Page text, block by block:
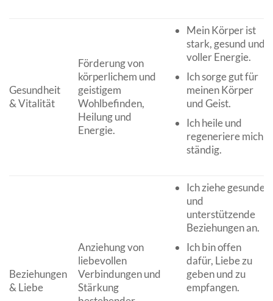
Gesundheit
& Vitalität
Förderung von
körperlichem und
geistigem
Wohlbefinden,
Heilung und
Energie.
Mein Körper ist
stark, gesund und
voller Energie.
Ich sorge gut für
meinen Körper
und Geist.
Ich heile und
regeneriere mich
ständig.
Beziehungen
& Liebe
Anziehung von
liebevollen
Verbindungen und
Stärkung
Ich ziehe gesunde
und
unterstützende
Beziehungen an.
Ich bin offen
dafür, Liebe zu
geben und zu
empfangen.